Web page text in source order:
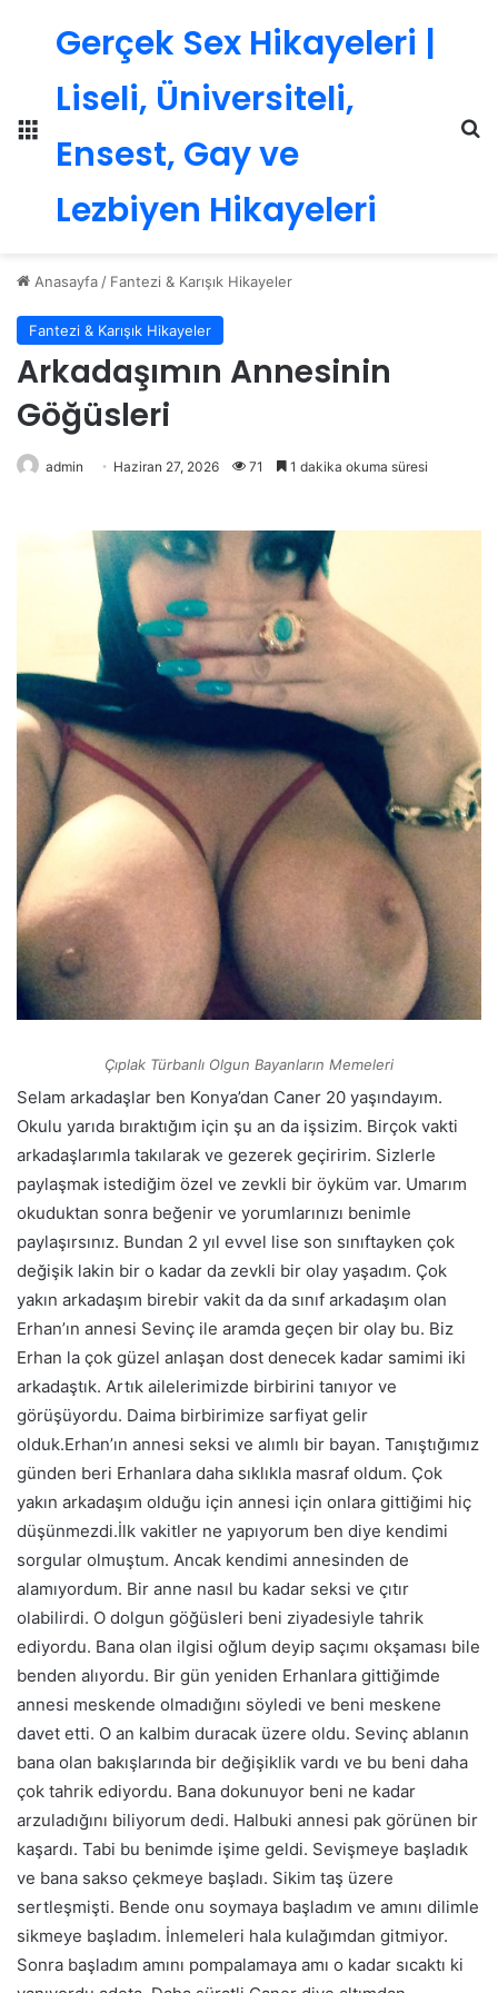
Gerçek Sex Hikayeleri |
Liseli, Üniversiteli,
Ensest, Gay ve
Lezbiyen Hikayeleri
Anasayfa / Fantezi & Karışık Hikayeler
Fantezi & Karışık Hikayeler
Arkadaşımın Annesinin
Göğüsleri
admin Haziran 27, 2026 71 1 dakika okuma süresi
Çıplak Türbanlı Olgun Bayanların Memeleri
Selam arkadaşlar ben Konya’dan Caner 20 yaşındayım.
Okulu yarıda bıraktığım için şu an da işsizim. Birçok vakti
arkadaşlarımla takılarak ve gezerek geçiririm. Sizlerle
paylaşmak istediğim özel ve zevkli bir öyküm var. Umarım
okuduktan sonra beğenir ve yorumlarınızı benimle
paylaşırsınız. Bundan 2 yıl evvel lise son sınıftayken çok
değişik lakin bir o kadar da zevkli bir olay yaşadım. Çok
yakın arkadaşım birebir vakit da da sınıf arkadaşım olan
Erhan’ın annesi Sevinç ile aramda geçen bir olay bu. Biz
Erhan la çok güzel anlaşan dost denecek kadar samimi iki
arkadaştık. Artık ailelerimizde birbirini tanıyor ve
görüşüyordu. Daima birbirimize sarfiyat gelir
olduk.Erhan’ın annesi seksi ve alımlı bir bayan. Tanıştığımız
günden beri Erhanlara daha sıklıkla masraf oldum. Çok
yakın arkadaşım olduğu için annesi için onlara gittiğimi hiç
düşünmezdi.İlk vakitler ne yapıyorum ben diye kendimi
sorgular olmuştum. Ancak kendimi annesinden de
alamıyordum. Bir anne nasıl bu kadar seksi ve çıtır
olabilirdi. O dolgun göğüsleri beni ziyadesiyle tahrik
ediyordu. Bana olan ilgisi oğlum deyip saçımı okşaması bile
benden alıyordu. Bir gün yeniden Erhanlara gittiğimde
annesi meskende olmadığını söyledi ve beni meskene
davet etti. O an kalbim duracak üzere oldu. Sevinç ablanın
bana olan bakışlarında bir değişiklik vardı ve bu beni daha
çok tahrik ediyordu. Bana dokunuyor beni ne kadar
arzuladığını biliyorum dedi. Halbuki annesi pak görünen bir
kaşardı. Tabi bu benimde işime geldi. Sevişmeye başladık
ve bana sakso çekmeye başladı. Sikim taş üzere
sertleşmişti. Bende onu soymaya başladım ve amını dilimle
sikmeye başladım. İnlemeleri hala kulağımdan gitmiyor.
Sonra başladım amını pompalamaya amı o kadar sıcaktı ki